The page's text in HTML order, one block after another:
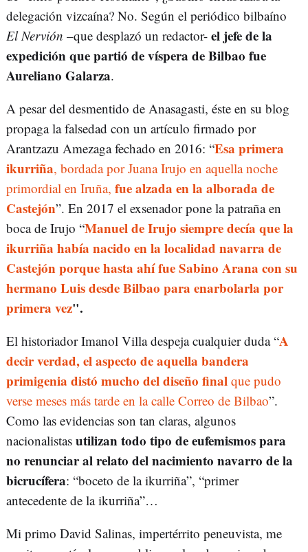
delegación vizcaína? No. Según el periódico bilbaíno
El Nervión –que desplazó un redactor- el jefe de la
expedición que partió de víspera de Bilbao fue
Aureliano Galarza.
A pesar del desmentido de Anasagasti, éste en su blog
propaga la falsedad con un artículo firmado por
Arantzazu Amezaga fechado en 2016: “Esa primera
ikurriña, bordada por Juana Irujo en aquella noche
primordial en Iruña, fue alzada en la alborada de
Castejón”. En 2017 el exsenador pone la patraña en
boca de Irujo “Manuel de Irujo siempre decía que la
ikurriña había nacido en la localidad navarra de
Castejón porque hasta ahí fue Sabino Arana con su
hermano Luis desde Bilbao para enarbolarla por
primera vez".
El historiador Imanol Villa despeja cualquier duda “A
decir verdad, el aspecto de aquella bandera
primigenia distó mucho del diseño final que pudo
verse meses más tarde en la calle Correo de Bilbao”.
Como las evidencias son tan claras, algunos
nacionalistas utilizan todo tipo de eufemismos para
no renunciar al relato del nacimiento navarro de la
bicrucífera: “boceto de la ikurriña”, “primer
antecedente de la ikurriña”…
Mi primo David Salinas, impertérrito peneuvista, me